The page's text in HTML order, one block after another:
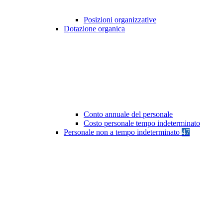
Posizioni organizzative
Dotazione organica
Conto annuale del personale
Costo personale tempo indeterminato
Personale non a tempo indeterminato 47